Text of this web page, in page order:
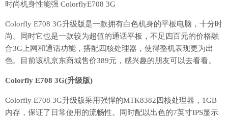
时尚机身性能强 ColorflyE708 3G
Colorfly E708 3G升级版是一款拥有白色机身的平板电脑，十分时
尚。同时它也是一款较为超值的通话平板，不足四百元的价格融
合3G上网和通话功能，搭配四核处理器，使得整机表现更为出
色。目前该机京东商城售价389元，感兴趣的朋友可以去看看。
Colorfly E708 3G(升级版)
Colorfly E708 3G升级版采用强悍的MTK8382四核处理器，1GB
内存，保证了日常使用的流畅性。同时配以出色的7英寸IPS显示